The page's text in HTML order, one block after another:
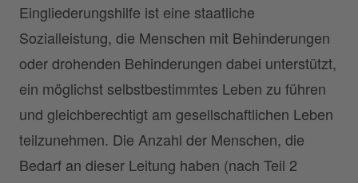
Eingliederungshilfe ist eine staatliche
Sozialleistung, die Menschen mit Behinderungen
oder drohenden Behinderungen dabei unterstützt,
ein möglichst selbstbestimmtes Leben zu führen
und gleichberechtigt am gesellschaftlichen Leben
teilzunehmen. Die Anzahl der Menschen, die
Bedarf an dieser Leitung haben (nach Teil 2